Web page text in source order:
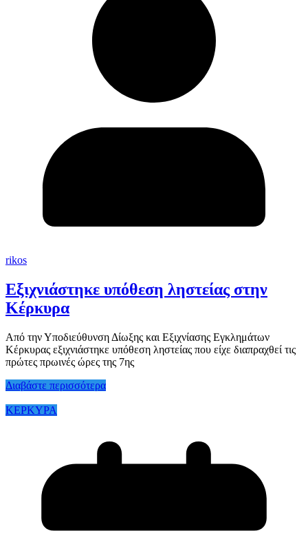
rikos
Εξιχνιάστηκε υπόθεση ληστείας στην
Κέρκυρα
Από την Υποδιεύθυνση Δίωξης και Εξιχνίασης Εγκλημάτων
Κέρκυρας εξιχνιάστηκε υπόθεση ληστείας που είχε διαπραχθεί τις
πρώτες πρωινές ώρες της 7ης
Διαβάστε περισσότερα
ΚΕΡΚΥΡΑ